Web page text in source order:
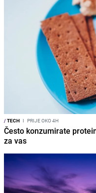
/TECH I PRIJE OKO 4H
Često konzumirate
za vas